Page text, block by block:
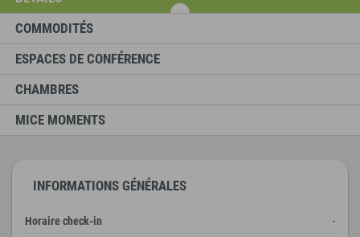
COMMODITÉS
ESPACES DE CONFÉRENCE
CHAMBRES
MICE MOMENTS
INFORMATIONS GÉNÉRALES
Horaire check-in
-